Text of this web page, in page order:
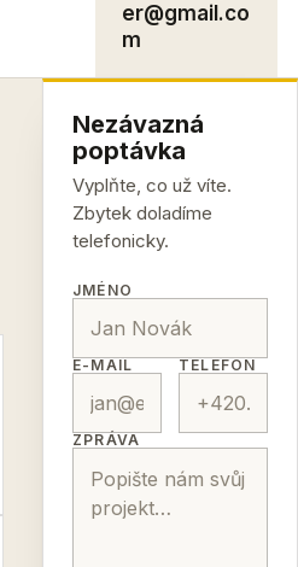
er@gmail.co
m
Nezávazná
poptávka
Vyplňte, co už víte.
Zbytek doladíme
telefonicky.
JMÉNO
E-MAIL TELEFON
ZPRÁVA